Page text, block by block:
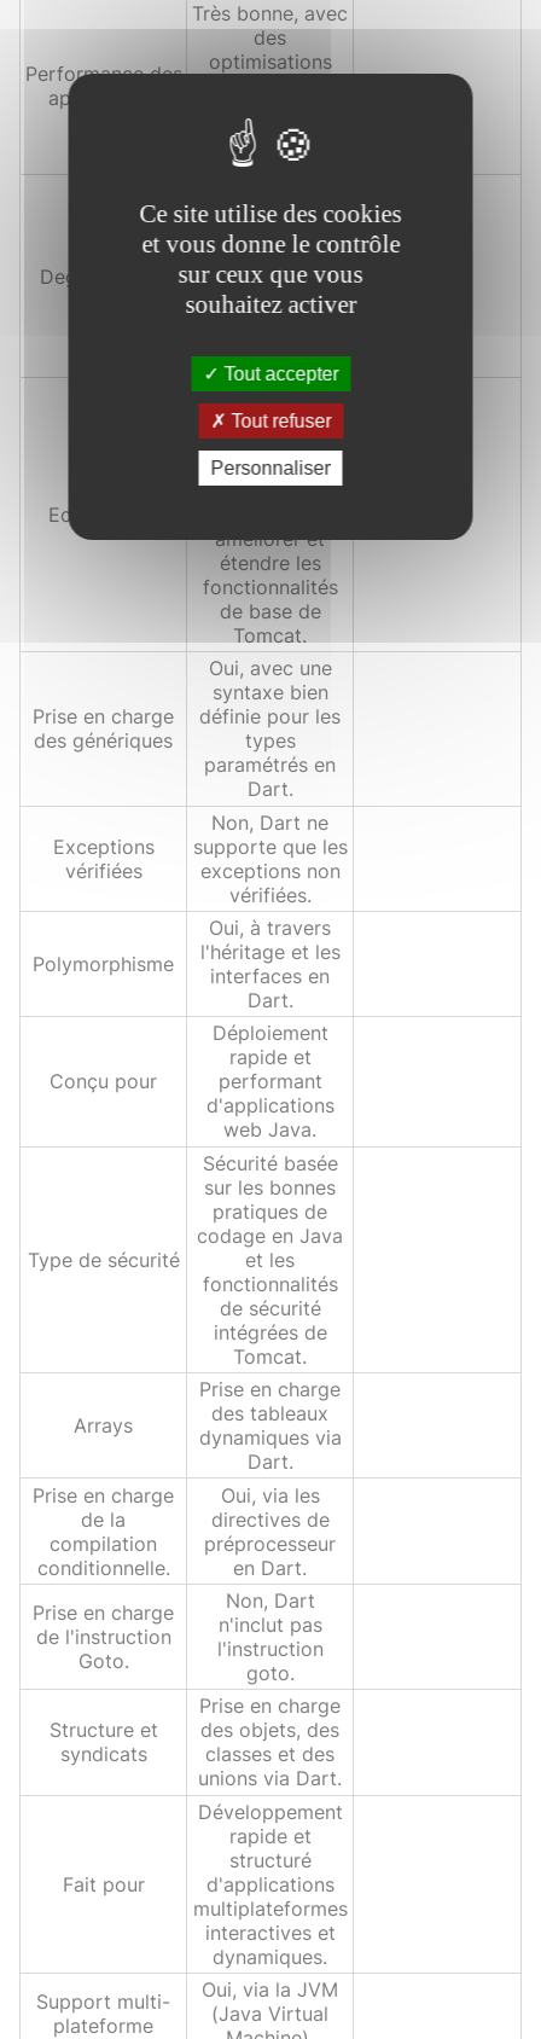
Performance des
applications
Très bonne, avec
des
optimisations
web Java à
grande échelle.
Deggugabilité
des outils de
débogage
Flutter DevTools
et des
les IDE.
Ecosystème
Vaste, avec de
nombreuses
bibliothèques,
extensions et
outils
améliorer et
étendre les
fonctionnalités
de base de
Tomcat.
Prise en charge
des génériques
Oui, avec une
syntaxe bien
définie pour les
types
paramétrés en
Dart.
Exceptions
vérifiées
Non, Dart ne
supporte que les
exceptions non
vérifiées.
Polymorphisme
Oui, à travers
l'héritage et les
interfaces en
Dart.
Conçu pour
Déploiement
rapide et
performant
d'applications
web Java.
Type de sécurité
Sécurité basée
sur les bonnes
pratiques de
codage en Java
et les
fonctionnalités
de sécurité
intégrées de
Tomcat.
Arrays
Prise en charge
des tableaux
dynamiques via
Dart.
Prise en charge
de la
compilation
conditionnelle.
Oui, via les
directives de
préprocesseur
en Dart.
Prise en charge
de l'instruction
Goto.
Non, Dart
n'inclut pas
l'instruction
goto.
Structure et
syndicats
Prise en charge
des objets, des
classes et des
unions via Dart.
Fait pour
Développement
rapide et
structuré
d'applications
multiplateformes
interactives et
dynamiques.
Support multi-
plateforme
Oui, via la JVM
(Java Virtual
Ce site utilise des cookies
et vous donne le contrôle
sur ceux que vous
souhaitez activer
Tout accepter
Tout refuser
Personnaliser